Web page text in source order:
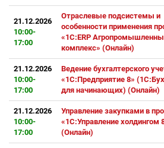
21.12.2026
10:00-
17:00
Отраслевые подсистемы и
особенности применения
«1С:ERP
комплекс» (Онлайн)
21.12.2026
10:00-
17:00
Ведение бухгалтерского
«1С:Предприятие 8»
для начинающих) (Онлайн)
21.12.2026
10:00-
17:00
Управление закупками в
«1С:Управление холдингом
(Онлайн)